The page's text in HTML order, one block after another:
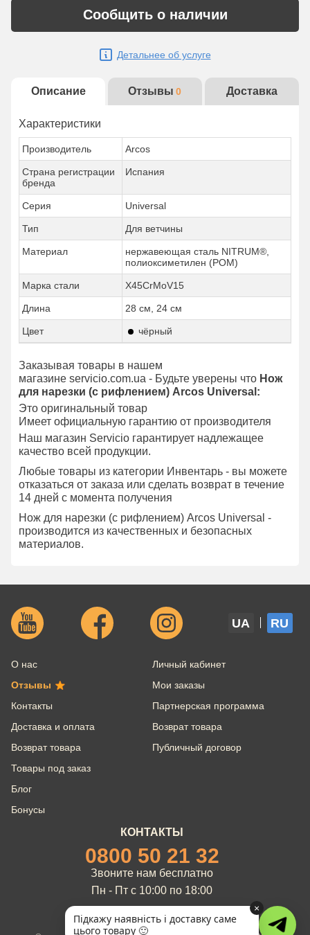
Сообщить о наличии
Детальнее об услуге
Описание Отзывы 0 Доставка
Характеристики
Производитель Arcos
Страна регистрации
бренда
Испания
Серия Universal
Тип Для ветчины
Материал
нержавеющая сталь NITRUM®,
полиоксиметилен (POM)
Марка стали X45CrMoV15
Длина 28 см, 24 см
Цвет чёрный
Заказывая товары в нашем
магазине servicio.com.ua - Будьте уверены что Нож
для нарезки (с рифлением) Arcos Universal:
Это оригинальный товар
Имеет официальную гарантию от производителя
Наш магазин Servicio гарантирует надлежащее
качество всей продукции.
Любые товары из категории Инвентарь - вы можете
отказаться от заказа или сделать возврат в течение
14 дней с момента получения
Нож для нарезки (с рифлением) Arcos Universal -
производится из качественных и безопасных
материалов.
UA RU
О нас
Отзывы
Контакты
Доставка и оплата
Возврат товара
Товары под заказ
Блог
Бонусы
Личный кабинет
Мои заказы
Партнерская программа
Возврат товара
Публичный договор
КОНТАКТЫ
0800 50 21 32
Звоните нам бесплатно
Пн - Пт с 10:00 по 18:00
Підкажу наявність і доставку саме
цього товару 🙂
×